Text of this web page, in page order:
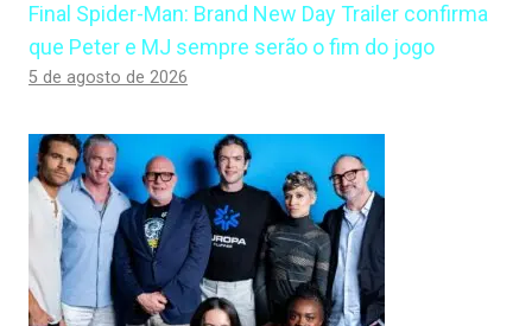
Final Spider-Man: Brand New Day Trailer confirma
que Peter e MJ sempre serão o fim do jogo
5 de agosto de 2026